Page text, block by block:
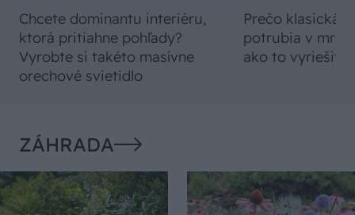
Chcete dominantu interiéru,
ktorá pritiahne pohľady?
Vyrobte si takéto masívne
orechové svietidlo
Prečo klasická
potrubia v
ako to vyriešiť
ZÁHRADA